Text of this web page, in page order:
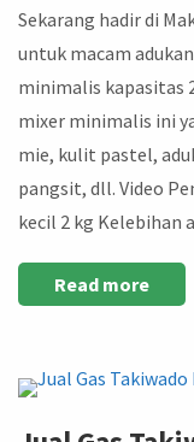
Sekarang hadir di
untuk macam
minimalis kapasitas
mixer minimalis ini
mie, kulit pastel,
pangsit, dll. Video
kecil 2 kg
Read more